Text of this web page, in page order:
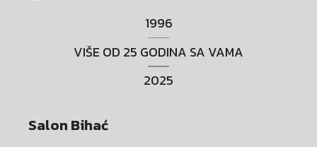
1996
VIŠE OD 25 GODINA SA VAMA
2025
Salon Bihać